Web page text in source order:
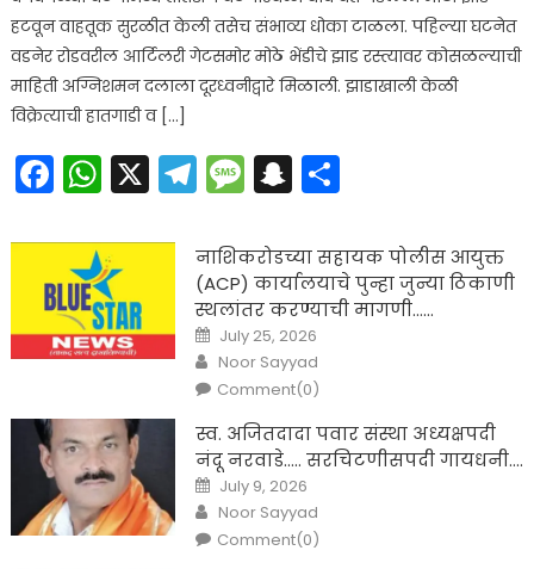
हटवून वाहतूक सुरळीत केली तसेच संभाव्य धोका टाळला. पहिल्या घटनेत
वडनेर रोडवरील आर्टिलरी गेटसमोर मोठे भेंडीचे झाड रस्त्यावर कोसळल्याची
माहिती अग्निशमन दलाला दूरध्वनीद्वारे मिळाली. झाडाखाली केळी
विक्रेत्याची हातगाडी व […]
Facebook
WhatsApp
X Telegram
Message
Snapchat
Share
नाशिकरोडच्या सहायक पोलीस आयुक्त
(ACP) कार्यालयाचे पुन्हा जुन्या ठिकाणी
स्थलांतर करण्याची मागणी……
Posted
on
July 25, 2026
Author
Noor Sayyad
Comment(0)
स्व. अजितदादा पवार संस्था अध्यक्षपदी
नंदू नरवाडे….. सरचिटणीसपदी गायधनी….
Posted
on
July 9, 2026
Author
Noor Sayyad
Comment(0)